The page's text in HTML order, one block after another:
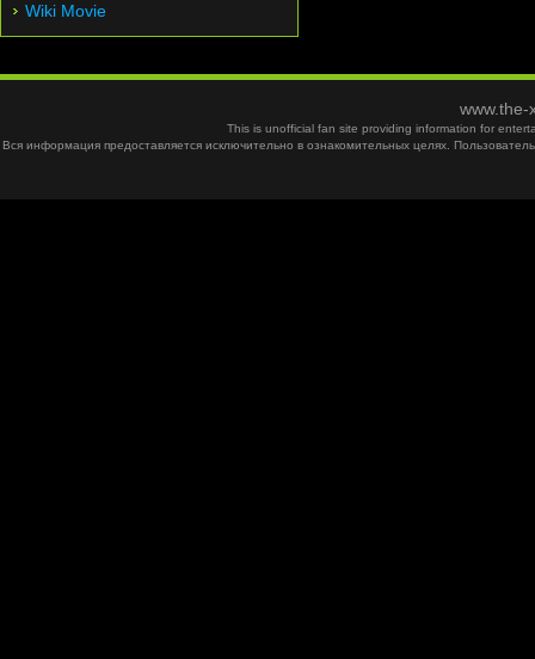
Wiki Movie
This is unofficial fan site providing information for
Вся информация предоставляется исключительно в ознакомительных целях.